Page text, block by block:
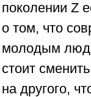
поколении Z
о том, что
молодым
стоит
на другого,